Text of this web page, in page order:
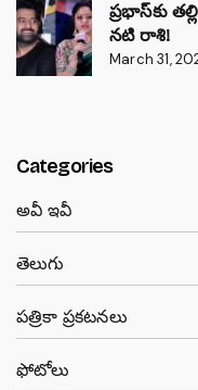
ప్రభాస్‌కు
నటి రాశి!
March 31,
Categories
అవీ ఇవీ
తెలుగు
పత్రికా ప్రకటనలు
ఫోటోలు